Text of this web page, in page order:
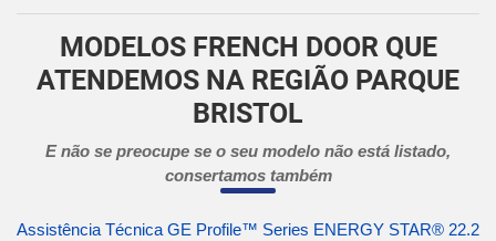
MODELOS FRENCH DOOR QUE
ATENDEMOS NA REGIÃO PARQUE
BRISTOL
E não se preocupe se o seu modelo não está listado,
consertamos também
Assistência Técnica GE Profile™ Series ENERGY STAR® 22.2